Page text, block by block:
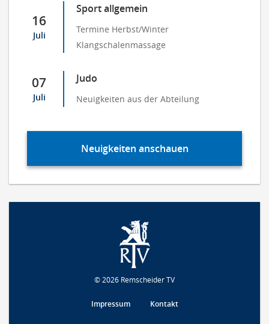
16
Juli
Sport allgemein
Termine Herbst/Winter
Klangschalenmassage
07
Juli
Judo
Neuigkeiten aus der Abteilung
Neuigkeiten anschauen
© 2026 Remscheider TV
Impressum Kontakt